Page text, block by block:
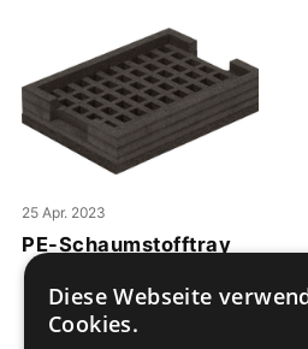
25 Apr. 2023
PE-Schaumstofftray
Diese Webseite
Cookies.